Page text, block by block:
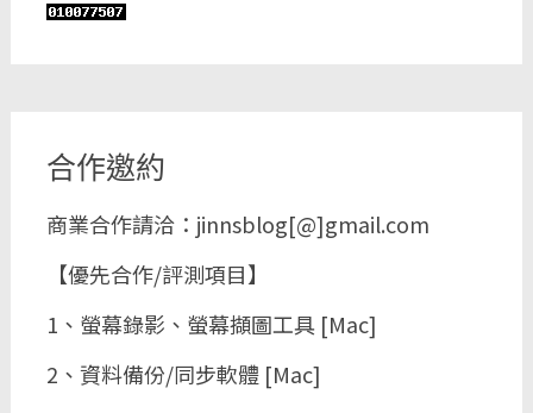
合作邀約
商業合作請洽：jinnsblog[@]gmail.com
【優先合作/評測項目】
1、螢幕錄影、螢幕擷圖工具 [Mac]
2、資料備份/同步軟體 [Mac]